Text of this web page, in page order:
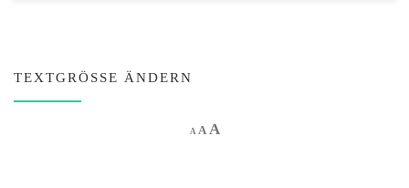
TEXTGRÖSSE ÄNDERN
A Decrease font size.
AReset font size.
AIncrease font size.